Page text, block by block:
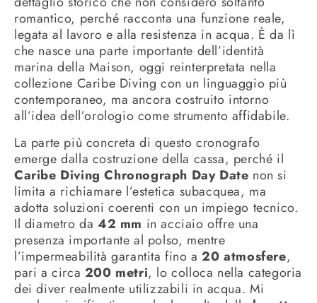
romantico, perché racconta una funzione reale,
legata al lavoro e alla resistenza in acqua. È da lì
che nasce una parte importante dell’identità
marina della Maison, oggi reinterpretata nella
collezione Caribe Diving con un linguaggio più
contemporaneo, ma ancora costruito intorno
all’idea dell’orologio come strumento affidabile.
La parte più concreta di questo cronografo
emerge dalla costruzione della cassa, perché il
Caribe Diving Chronograph Day Date non si
limita a richiamare l’estetica subacquea, ma
adotta soluzioni coerenti con un impiego tecnico.
Il diametro da 42 mm in acciaio offre una
presenza importante al polso, mentre
l’impermeabilità garantita fino a20 atmosfere,
pari a circa 200 metri, lo colloca nella categoria
dei diver realmente utilizzabili in acqua. Mi